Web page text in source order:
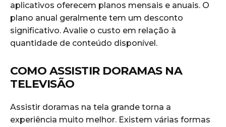
aplicativos oferecem planos mensais e anuais. O
plano anual geralmente tem um desconto
significativo. Avalie o custo em relação à
quantidade de conteúdo disponível.
COMO ASSISTIR DORAMAS NA
TELEVISÃO
Assistir doramas na tela grande torna a
experiência muito melhor. Existem várias formas